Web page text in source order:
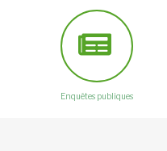
Enquêtes publiques